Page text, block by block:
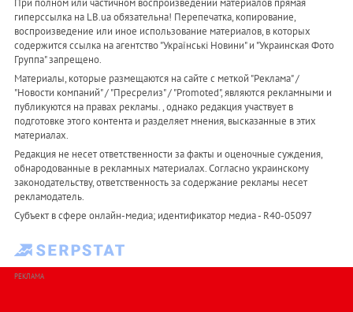
При полном или частичном воспроизведении материалов прямая
гиперссылка на LB.ua обязательна! Перепечатка, копирование,
воспроизведение или иное использование материалов, в которых
содержится ссылка на агентство "Українськi Новини" и "Украинская Фото
Группа" запрещено.
Материалы, которые размещаются на сайте с меткой "Реклама" /
"Новости компаний" / "Пресрелиз" / "Promoted", являются рекламными и
публикуются на правах рекламы. , однако редакция участвует в
подготовке этого контента и разделяет мнения, высказанные в этих
материалах.
Редакция не несет ответственности за факты и оценочные суждения,
обнародованные в рекламных материалах. Согласно украинскому
законодательству, ответственность за содержание рекламы несет
рекламодатель.
Субъект в сфере онлайн-медиа; идентификатор медиа - R40-05097
РЕКЛАМА